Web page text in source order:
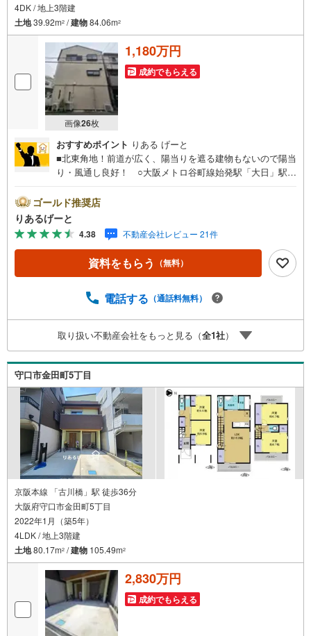
4DK / 地上3階建
土地39.92m2 /建物84.06m2
画像26枚
1,180万円
成約でもらえる
おすすめポイント りある げーと
■北東角地！前道が広く、陽当りを遮る建物もないので陽当
り・風通し良好！ ○大阪メトロ谷町線始発駅「大日」駅利
あるバルコニーは急な雨でも安心!!■物件検討中のお客さ
ま！ちょっと見学してみたいだけなどでも内覧可能です！
売主さまの都合等で見学ができない場合がございます。お
気軽に「りあるげーと」までお問合わせ下さい！■「りある
げーと」が選ばれるポイント！■年中休まず営業中！いつで
も対応致します！・営業時間:9:00～21:00上記の時間帯
す！■各種相談、承ります！■【無料送迎】「小さなお子さ
らい」などご相談ください！営業スタッフがご自宅に伺っ
て送迎致します！【リフォーム相談】資格を持った専門ス
タッフがお悩みに合わせてお話をうかがい、お客さまにぴ
ったりの提案を行います！■その他:物件相談、住宅ローン
相談、ご質問、気になること、何でもお気軽にご相談くだ
さい！
ゴールド推奨店
りあるげーと
4.38 不動産会社レビュー 21件
資料をもらう （無料）
電話する （通話料無料）
取り扱い不動産会社をもっと見る（全1社）
守口市金田町5丁目
京阪本線 「古川橋」駅 徒歩36分
大阪府守口市金田町5丁目
2022年1月（築5年）
4LDK / 地上3階建
土地80.17m2 /建物 105.49m2
2,830万円
成約でもらえる